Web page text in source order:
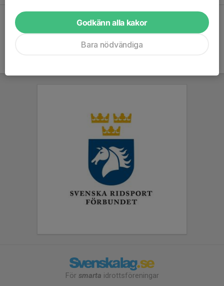
Hela kalendern
För smarta idrottsföreningar
Godkänn alla kakor
Bara nödvändiga